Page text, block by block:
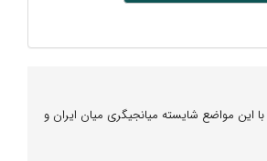
با این مواضع شایسته میانجیگری میان ایران و